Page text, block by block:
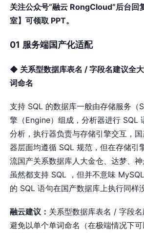
关注公众号“融云 RongCloud”后台回
室】可领取 PPT。
01 服务端国产化适配
◆ 关系型数据库表名 / 字段名建议全
词命名
⽀持 SQL 的数据库⼀般由存储服务（
擎（Engine）组成，分析器进⾏ SQL
分析，执⾏器负责与存储引擎交互，
器层⾯均遵循 SQL 规范，但在存储引
流国产关系数据库人大⾦仓、达梦、
虽然都⽀持 SQL ，但并不意味
的 SQL 语句在国产数据库上执行同样
融云建议： 关系型数据库表名 / 字段
避免以单个单词命名（在极端情况下